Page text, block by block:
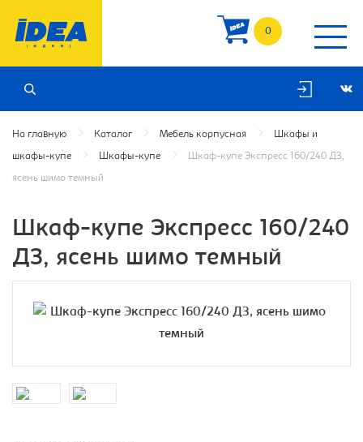
0
На главную Каталог Мебель корпусная Шкафы и
шкафы-купе Шкафы-купе Шкаф-купе Экспресс 160/240 ДЗ,
ясень шимо темный
Шкаф-купе Экспресс 160/240
ДЗ, ясень шимо темный